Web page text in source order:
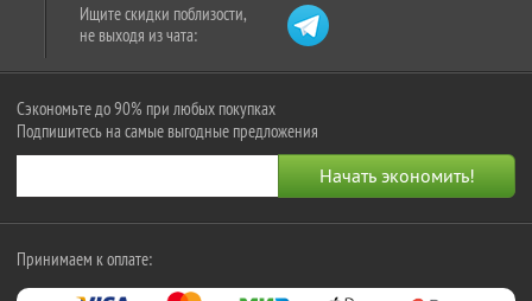
Ищите скидки поблизости,
не выходя из чата:
Сэкономьте до 90% при любых покупках
Подпишитесь на самые выгодные предложения
Принимаем к оплате: